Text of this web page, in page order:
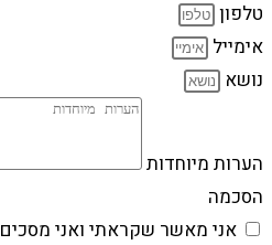
טלפון
אימייל
נושא
הערות מיוחדות
הסכמה
אני מאשר שקראתי ואני